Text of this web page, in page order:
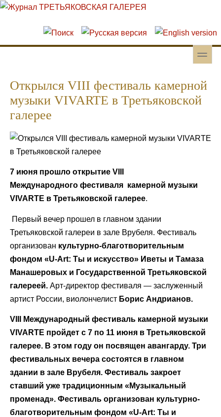
Перейти к основному содержанию
Skip to search
toggle
Открылся VIII фестиваль камерной
музыки VIVARTE в Третьяковской
галерее
7 июня прошло открытие VIII
Международного фестиваля камерной музыки
VIVARTE в Третьяковской галерее.
Первый вечер прошел в главном здании
Третьяковской галереи в зале Врубеля. Фестиваль
организован культурно-благотворительным
фондом «U-Art: Ты и искусство» Иветы и Тамаза
Манашеровых и Государственной Третьяковской
галереей. Арт-директор фестиваля — заслуженный
артист России, виолончелист Борис Андрианов.
VIII Международный фестиваль камерной музыки
VIVARTE пройдет с 7 по 11 июня в Третьяковской
галерее. В этом году он посвящен авангарду. Три
фестивальных вечера состоятся в главном
здании в зале Врубеля. Фестиваль закроет
ставший уже традиционным «Музыкальный
променад». Фестиваль организован культурно-
благотворительным фондом «U-Art: Ты и